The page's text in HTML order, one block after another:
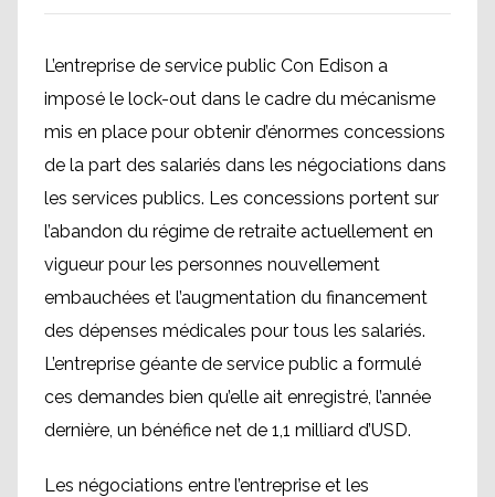
L’entreprise de service public Con Edison a
imposé le lock-out dans le cadre du mécanisme
mis en place pour obtenir d’énormes concessions
de la part des salariés dans les négociations dans
les services publics. Les concessions portent sur
l’abandon du régime de retraite actuellement en
vigueur pour les personnes nouvellement
embauchées et l’augmentation du financement
des dépenses médicales pour tous les salariés.
L’entreprise géante de service public a formulé
ces demandes bien qu’elle ait enregistré, l’année
dernière, un bénéfice net de 1,1 milliard d’USD.
Les négociations entre l’entreprise et les